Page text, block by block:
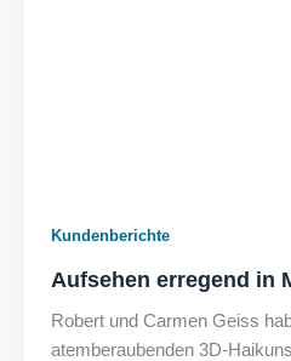
Kundenberichte
Aufsehen erregend in
Robert und Carmen Geiss
atemberaubenden 3D-